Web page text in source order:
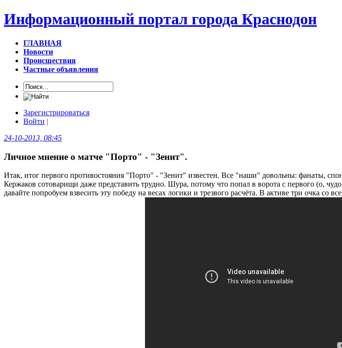
Информационный портал города Краснодон
ГЛАВНАЯ
Новости
Происшествия
Частные объявления
Зарегистрироваться
Войти |
24-10-2013, 08:45
Личное мнение о матче "Порто" - "Зенит".
Итак, итог первого противостояния "Порто" - "Зенит" известен. Все "наши" довольны: фанаты,
Кержаков сотоварищи даже представить трудно. Шура, потому что попал в ворота с первого (о,
давайте попробуем взвесить эту победу на весах логики и трезвого расчёта. В активе три очка